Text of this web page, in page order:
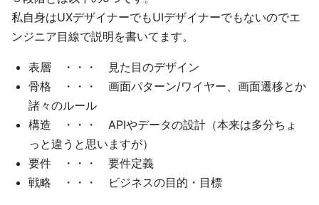
私自身はUXデザイナーでもUIデザイナーでもないのでエ
ンジニア目線で説明を書いてます。
表層 ・・・ 見た目のデザイン
骨格 ・・・ 画面パターン/ワイヤー、画面遷移とか
諸々のルール
構造 ・・・ APIやデータの設計（本来は多分ちょ
っと違うと思いますが）
要件 ・・・ 要件定義
戦略 ・・・ ビジネスの目的・目標